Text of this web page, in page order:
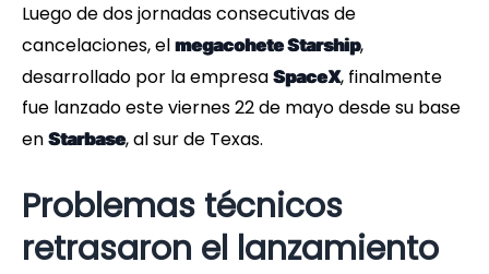
Luego de dos jornadas consecutivas de
cancelaciones, el megacohete Starship,
desarrollado por la empresa SpaceX, finalmente
fue lanzado este viernes 22 de mayo desde su base
en Starbase, al sur de Texas.
Problemas técnicos
retrasaron el lanzamiento